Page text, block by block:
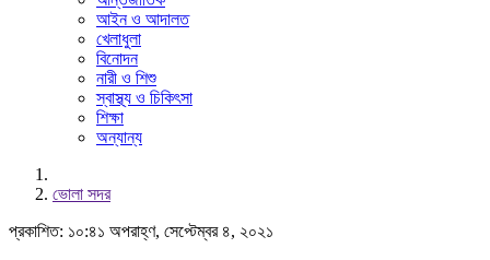
আইন ও আদালত
খেলাধুলা
বিনোদন
নারী ও শিশু
স্বাস্থ্য ও চিকিৎসা
শিক্ষা
অন্যান্য
ভোলা সদর
প্রকাশিত: ১০:৪১ অপরাহ্ণ, সেপ্টেম্বর ৪, ২০২১